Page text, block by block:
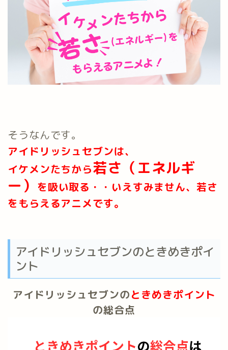
そうなんです。
アイドリッシュセブンは、
イケメンたちから若さ（エネルギ
ー）
を吸い取る・・いえすみません、若さ
を もらえるアニメです。
アイドリッシュセブンのときめきポイ
ント
アイドリッシュセブンのときめきポイント
の総合点